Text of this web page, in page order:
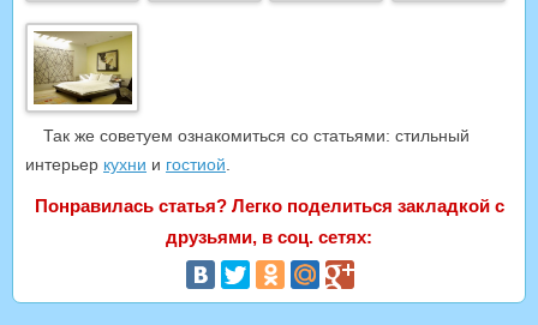
Так же советуем ознакомиться со статьями: стильный
интерьер кухни и гостиой
Понравилась статья? Легко поделиться закладкой с
друзьями, в соц. сетях: